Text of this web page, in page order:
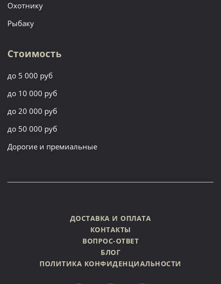
Охотнику
Рыбаку
Стоимость
до 5 000 руб
до 10 000 руб
до 20 000 руб
до 50 000 руб
Дорогие и премиальные
ДОСТАВКА И ОПЛАТА
КОНТАКТЫ
ВОПРОС-ОТВЕТ
БЛОГ
ПОЛИТИКА КОНФИДЕНЦИАЛЬНОСТИ